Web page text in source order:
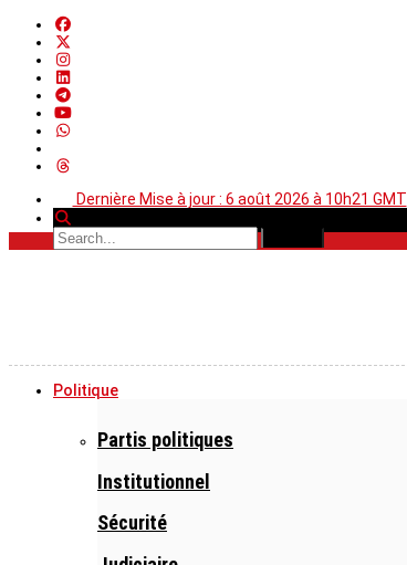
Dernière Mise à jour : 6 août 2026 à 10h21 GMT
Politique
Partis politiques
Institutionnel
Sécurité